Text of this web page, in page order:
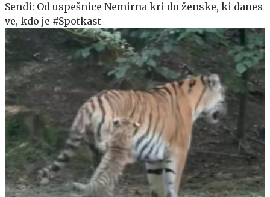
Sendi: Od uspešnice Nemirna kri do ženske, ki danes
ve, kdo je #Spotkast